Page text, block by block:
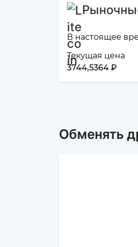
В настоящее
Текущая цена
3744,5364 ₽
Обменять